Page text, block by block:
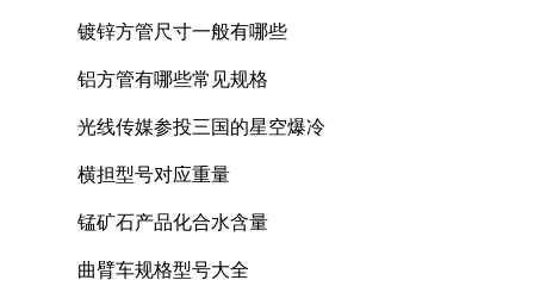
镀锌方管尺寸一般有哪些
铝方管有哪些常见规格
光线传媒参投三国的星空爆冷
横担型号对应重量
锰矿石产品化合水含量
曲臂车规格型号大全